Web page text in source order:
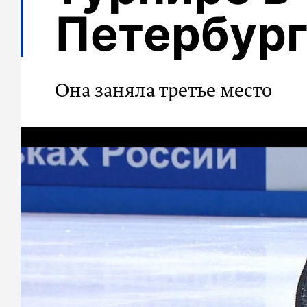
Она заняла третье место